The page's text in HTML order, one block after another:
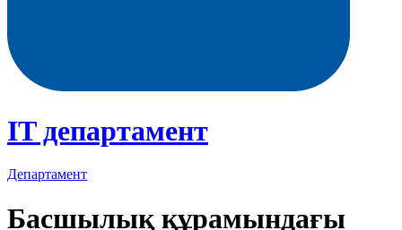
IT департамент
Департамент
Басшылық құрамындағы